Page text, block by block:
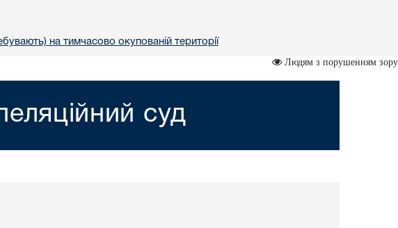
на тимчасово окупованій території
Людям з порушенням зору
суд